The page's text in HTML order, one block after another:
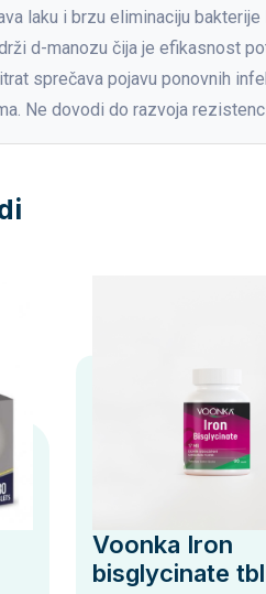
laku i brzu eliminaciju
d-manozu čija je efikasnost
sprečava pojavu ponovnih
Ne dovodi do razvoja
Voonka Iron
bisglycinate